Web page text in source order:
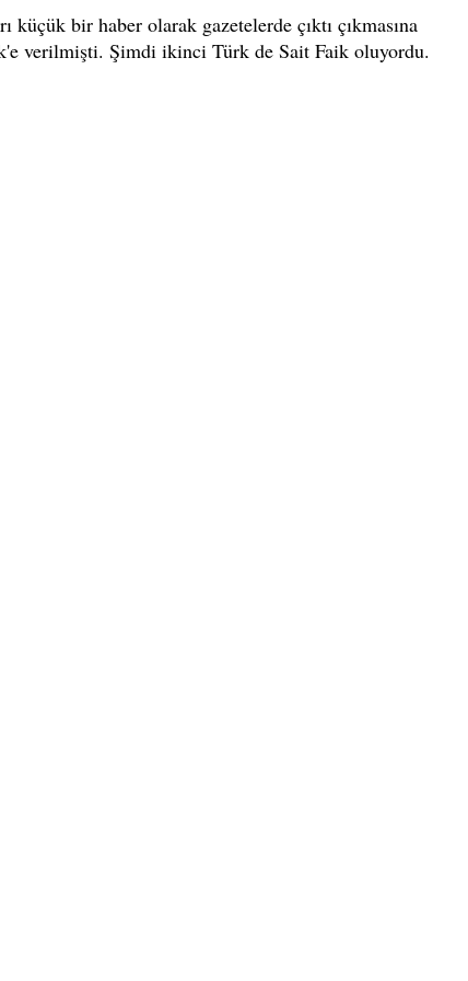
bir haber olarak gazetelerde çıktı çıkmasına
verilmişti. Şimdi ikinci Türk de Sait Faik oluyordu.